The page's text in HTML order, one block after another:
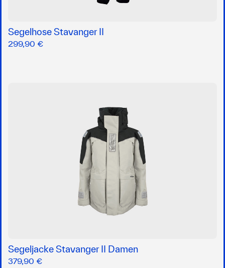
Segelhose Stavanger II
299,90 €
Segeljacke Stavanger II Damen
379,90 €